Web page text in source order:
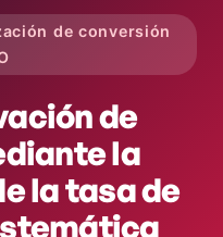
de conversión
de
la
la tasa de